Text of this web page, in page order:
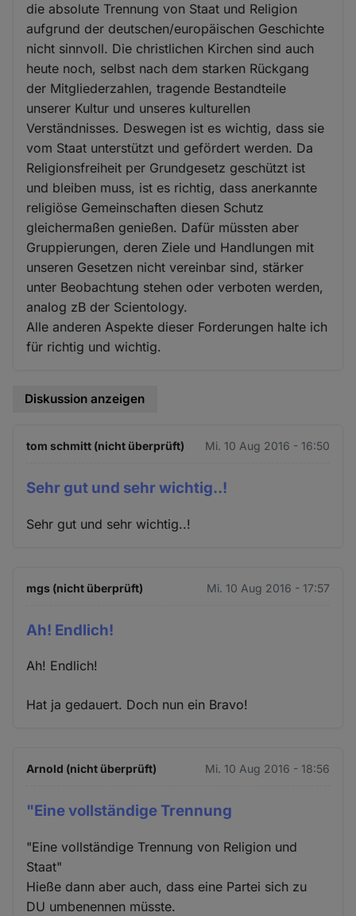
die absolute Trennung von Staat und Religion
aufgrund der deutschen/europäischen Geschichte
nicht sinnvoll. Die christlichen Kirchen sind auch
heute noch, selbst nach dem starken Rückgang
der Mitgliederzahlen, tragende Bestandteile
unserer Kultur und unseres kulturellen
Verständnisses. Deswegen ist es wichtig, dass sie
vom Staat unterstützt und gefördert werden. Da
Religionsfreiheit per Grundgesetz geschützt ist
und bleiben muss, ist es richtig, dass anerkannte
religiöse Gemeinschaften diesen Schutz
gleichermaßen genießen. Dafür müssten aber
Gruppierungen, deren Ziele und Handlungen mit
unseren Gesetzen nicht vereinbar sind, stärker
unter Beobachtung stehen oder verboten werden,
analog zB der Scientology.
Alle anderen Aspekte dieser Forderungen halte ich
für richtig und wichtig.
Diskussion anzeigen
tom schmitt (nicht überprüft) Mi. 10 Aug 2016 - 16:50
Sehr gut und sehr wichtig..!
Sehr gut und sehr wichtig..!
mgs (nicht überprüft) Mi. 10 Aug 2016 - 17:57
Ah! Endlich!
Ah! Endlich!
Hat ja gedauert. Doch nun ein Bravo!
Arnold (nicht überprüft) Mi. 10 Aug 2016 - 18:56
"Eine vollständige Trennung
"Eine vollständige Trennung von Religion und
Staat"
Hieße dann aber auch, dass eine Partei sich zu
DU umbenennen müsste.